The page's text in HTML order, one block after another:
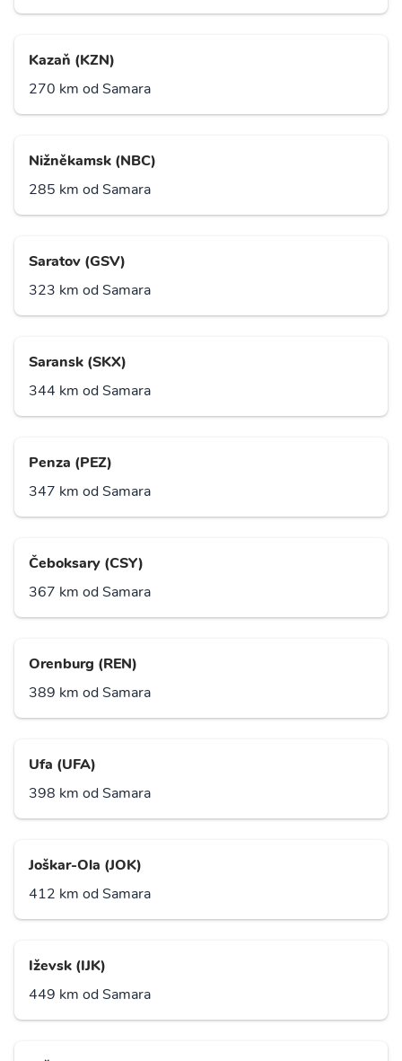
Kazaň (KZN)
270 km od Samara
Nižněkamsk (NBC)
285 km od Samara
Saratov (GSV)
323 km od Samara
Saransk (SKX)
344 km od Samara
Penza (PEZ)
347 km od Samara
Čeboksary (CSY)
367 km od Samara
Orenburg (REN)
389 km od Samara
Ufa (UFA)
398 km od Samara
Joškar-Ola (JOK)
412 km od Samara
Iževsk (IJK)
449 km od Samara